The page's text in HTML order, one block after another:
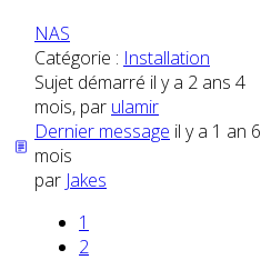
NAS
Catégorie : Installation
Sujet démarré il y a 2 ans 4
mois, par ulamir
Dernier message il y a 1 an 6
mois
par Jakes
1
2